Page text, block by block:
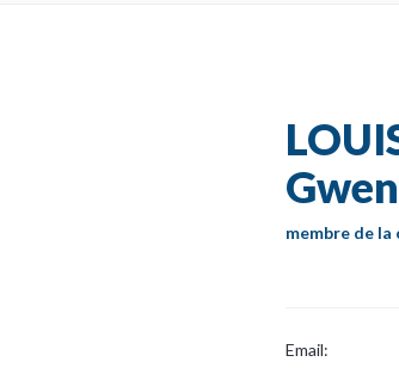
membre de
Email: